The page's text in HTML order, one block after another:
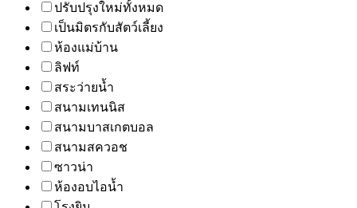
ปรับปรุงใหม่ทั้งหมด
เป็นมิตรกับสัตว์เลี้ยง
ห้องแม่บ้าน
ลิฟท์
สระว่ายน้ำ
สนามเทนนิส
สนามบาสเกตบอล
สนามสควอช
ซาวน่า
ห้องอบไอน้ำ